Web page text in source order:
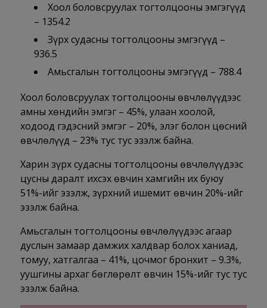
Хоол боловсруулах тогтолцооны эмгэгүүд
– 1354.2
Зүрх судасны тогтолцооны эмгэгүүд –
936.5
Амьсгалын тогтолцооны эмгэгүүд – 788.4
Хоол боловсруулах тогтолцооны өвчлөлүүдээс
амны хөндийн эмгэг – 45%, улаан хоолой,
ходоод гэдэсний эмгэг – 20%, элэг болон цөсний
өвчлөлүүд – 23% тус тус эзэлж байна.
Харин зүрх судасны тогтолцооны өвчлөлүүдээс
цусны даралт ихсэх өвчин хамгийн их буюу
51%-ийг эзэлж, зүрхний ишемит өвчин 20%-ийг
эзэлж байна.
Амьсгалын тогтолцооны өвчлөлүүдээс агаар
дуслын замаар дамжих халдвар болох ханиад,
томуу, хатгалгаа – 41%, цочмог бронхит – 9.3%,
уушгины архаг бөглөрөлт өвчин 15%-ийг тус тус
эзэлж байна.